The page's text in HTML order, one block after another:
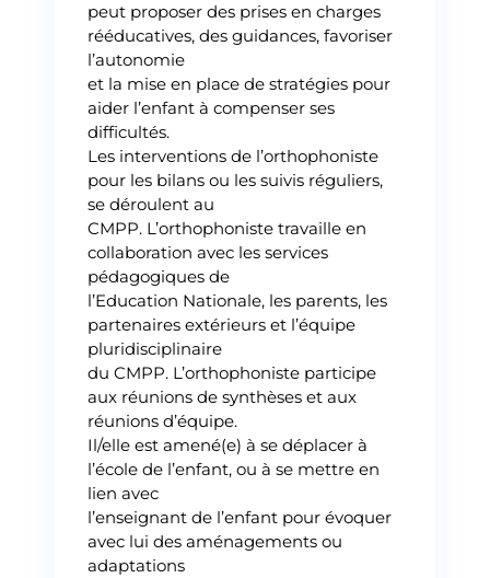
peut proposer des prises en charges
rééducatives, des guidances, favoriser
l’autonomie
et la mise en place de stratégies pour
aider l’enfant à compenser ses
difficultés.
Les interventions de l’orthophoniste
pour les bilans ou les suivis réguliers,
se déroulent au
CMPP. L’orthophoniste travaille en
collaboration avec les services
pédagogiques de
l’Education Nationale, les parents, les
partenaires extérieurs et l’équipe
pluridisciplinaire
du CMPP. L’orthophoniste participe
aux réunions de synthèses et aux
réunions d’équipe.
Il/elle est amené(e) à se déplacer à
l’école de l’enfant, ou à se mettre en
lien avec
l’enseignant de l’enfant pour évoquer
avec lui des aménagements ou
adaptations